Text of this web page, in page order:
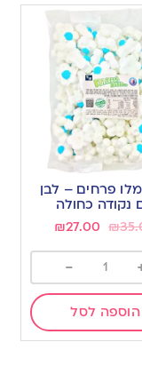
פרחים – לבן
נקודה כחולה
₪
₪27.00
-
הוספה לסל